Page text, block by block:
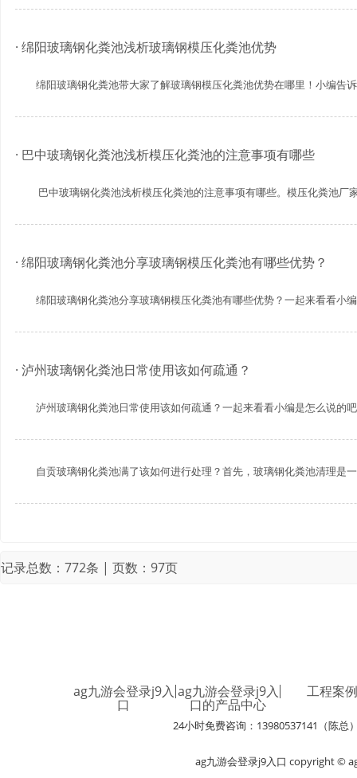
· 绵阳玻璃钢化粪池浅析玻璃钢模压化粪池优势
绵阳玻璃钢化粪池带大家了解玻璃钢模压化粪池优势在哪里！小编告
· 巴中玻璃钢化粪池浅析模压化粪池的注意事项有哪些
巴中玻璃钢化粪池浅析模压化粪池的注意事项有哪些。模压化粪池厂
· 绵阳玻璃钢化粪池分享玻璃钢模压化粪池有哪些优势？
绵阳玻璃钢化粪池分享玻璃钢模压化粪池有哪些优势？一起来看看小
· 泸州玻璃钢化粪池日常使用该如何疏通？
泸州玻璃钢化粪池日常使用该如何疏通？一起来看看小编是怎么说的
自贡玻璃钢化粪池满了该如何进行处理？首先，玻璃钢化粪池清理是
记录总数：772条 | 页数：97页
ag九游会登录j9入
口
ag九游会登录j9入
口的产品中心
工程案例
24小时免费咨询：13980537141（陈总
ag九游会登录j9入口 copyright ©